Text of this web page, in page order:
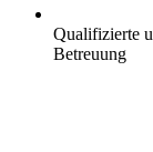
Qualifizierte
Betreuung